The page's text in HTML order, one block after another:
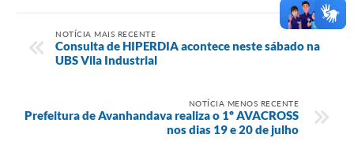
NOTÍCIA MAIS RECENTE
Consulta de HIPERDIA acontece neste sábado na
UBS Vila Industrial
NOTÍCIA MENOS RECENTE
Prefeitura de Avanhandava realiza o 1º AVACROSS
nos dias 19 e 20 de julho